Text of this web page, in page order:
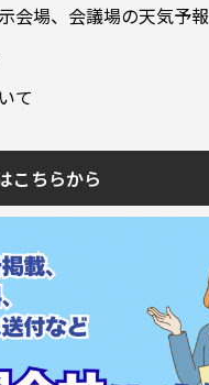
会場、会議場の天気予報
て
こちらから